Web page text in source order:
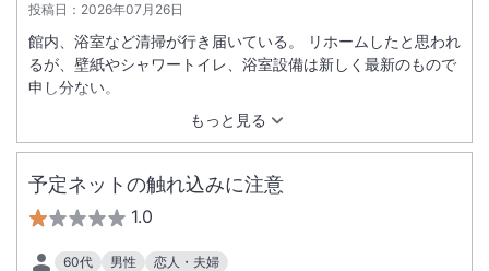
投稿日： 2026年07月26日
もっと見る
館内、浴室など清掃が行き届いている。 リホームしたと思われ
るが、壁紙やシャワートイレ、浴室設備は新しく最新のもので
申し分ない。
予定ネットの触れ込みに注意
1.0
60代 男性
恋人・夫婦